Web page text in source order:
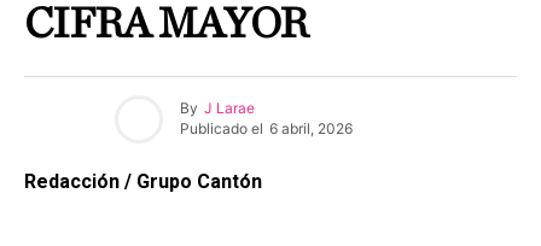
CIFRA MAYOR
By J Larae
Publicado el 6 abril, 2026
Redacción / Grupo Cantón